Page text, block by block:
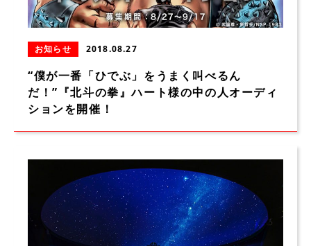
お知らせ 2018.08.27
“僕が一番「ひでぶ」をうまく叫べるん
だ！”『北斗の拳』ハート様の中の人オーディ
ションを開催！